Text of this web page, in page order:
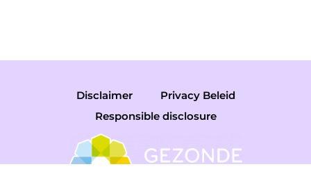
Disclaimer
Privacy Beleid
Responsible disclosure